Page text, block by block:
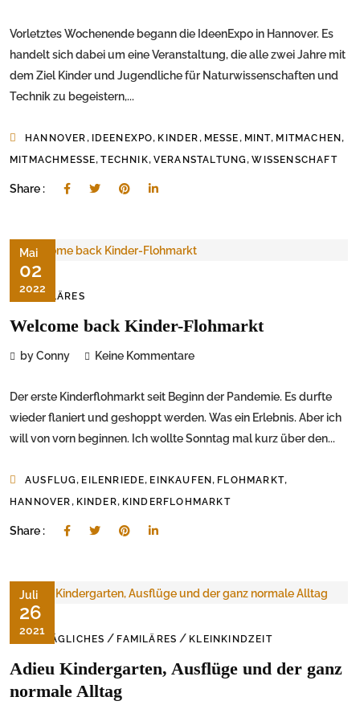
Vorletztes Wochenende begann die IdeenExpo in Hannover. Es
handelt sich dabei um eine Veranstaltung, die alle zwei Jahre mit
dem Ziel Kinder und Jugendliche für Naturwissenschaften und
Technik zu begeistern,...
HANNOVER, IDEENEXPO, KINDER, MESSE, MINT, MITMACHEN,
MITMACHMESSE,TECHNIK, VERANSTALTUNG,WISSENSCHAFT
Share :
Mai
02
2022
FAMILÄRES
Welcome back Kinder-Flohmarkt
by Conny Keine Kommentare
Der erste Kinderflohmarkt seit Beginn der Pandemie. Es durfte
wieder flaniert und geshoppt werden. Was ein Erlebnis. Aber ich
will von vorn beginnen. Ich wollte Sonntag mal kurz über den...
AUSFLUG, EILENRIEDE, EINKAUFEN, FLOHMARKT,
HANNOVER, KINDER, KINDERFLOHMARKT
Share :
Juli
26
2021
ALLTÄGLICHES / FAMILÄRES / KLEINKINDZEIT
Adieu Kindergarten, Ausflüge und der ganz
normale Alltag